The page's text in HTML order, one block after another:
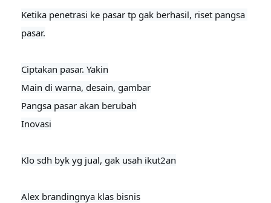
Ketika penetrasi ke pasar tp gak berhasil, riset pangsa
pasar.
Ciptakan pasar. Yakin
Main di warna, desain, gambar
Pangsa pasar akan berubah
Inovasi
Klo sdh byk yg jual, gak usah ikut2an
Alex brandingnya klas bisnis